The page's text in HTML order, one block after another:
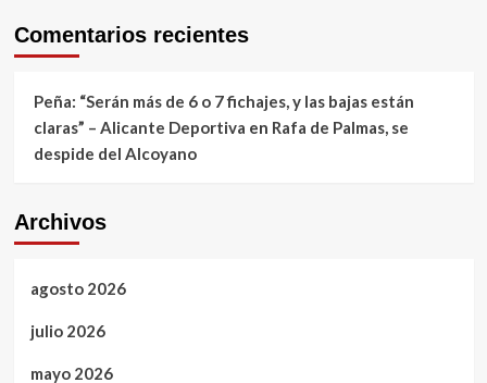
Comentarios recientes
Peña: “Serán más de 6 o 7 fichajes, y las bajas están
claras” – Alicante Deportiva en Rafa de Palmas, se
despide del Alcoyano
Archivos
agosto 2026
julio 2026
mayo 2026